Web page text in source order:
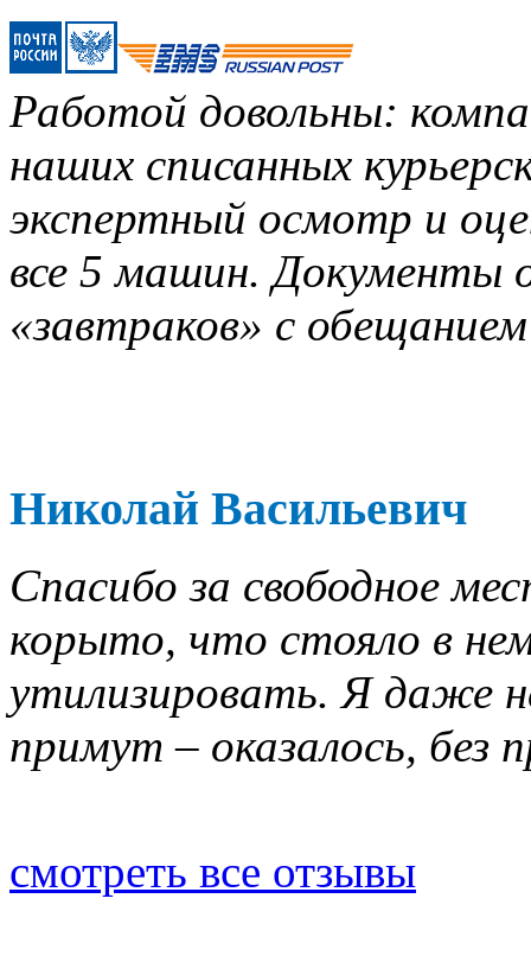
Работой довольны:
наших списанных
экспертный осмотр и
все 5 машин. Документы
«завтраков» с
Николай Васильевич
Спасибо за свободное
корыто, что стояло в
утилизировать. Я даже
примут – оказалось, без
смотреть все отзывы